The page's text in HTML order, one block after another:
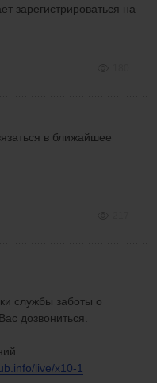
зарегистрироваться на
в ближайшее
службы заботы о
дозвониться.
live/x10-1